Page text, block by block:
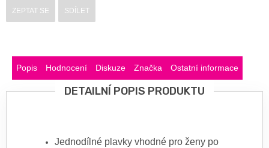
ZEPTAT SE SDÍLET
Popis Hodnocení Diskuze Značka Ostatní informace
DETAILNÍ POPIS PRODUKTU
Jednodílné plavky vhodné pro ženy po